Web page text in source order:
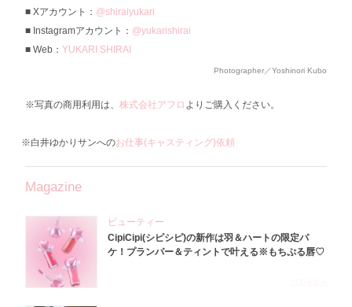
Xアカウント： @shiraiyukari
Instagramアカウント： @yukarishirai
Web： YUKARI SHIRAI
Photographer／Yoshinori Kubo
※写真の商用利用は、 株式会社アフロ よりご購入ください。
※白井ゆかりサンへのお仕事(キャスティング)依頼
Magazine
ビューティー
CipiCipi(シピシピ)の新作は羽＆ハートの限定パ
ケ！プランパー＆ティントで叶える※もちぷる唇♡